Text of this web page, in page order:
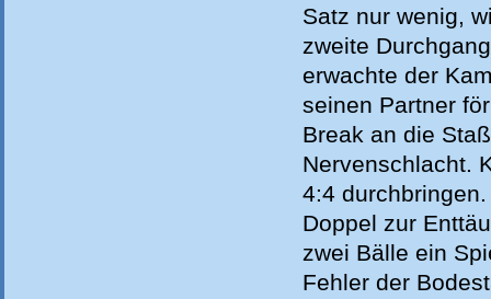
Satz nur wenig,
zweite
erwachte der
seinen Partner
Break an die
Nervenschlacht.
4:4
Doppel zur
zwei Bälle ein
Fehler der